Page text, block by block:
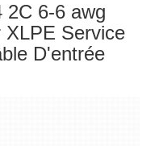
2C 6-6 awg
XLPE Service
D'entrée